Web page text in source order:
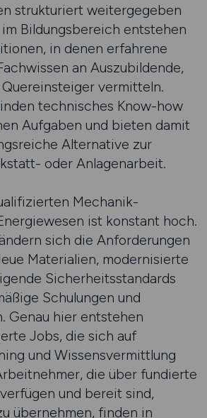
strukturiert weitergegeben
Bildungsbereich entstehen
in denen erfahrene
an Auszubildende,
vermitteln.
technisches Know-how
Aufgaben und bieten damit
Alternative zur
oder Anlagenarbeit.
Mechanik-
ist konstant hoch.
sich die Anforderungen
Materialien, modernisierte
Sicherheitsstandards
Schulungen und
Genau hier entstehen
Jobs, die sich auf
und Wissensvermittlung
die über fundierte
und bereit sind,
übernehmen, finden in